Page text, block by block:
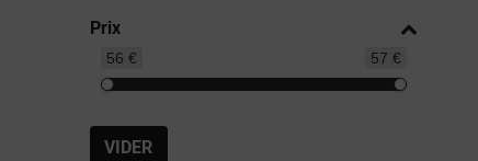
Prix
56 € 57 €
VIDER